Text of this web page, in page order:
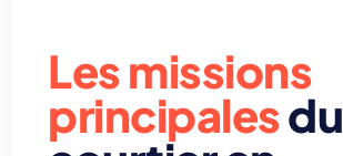
Les missions
principalesdu